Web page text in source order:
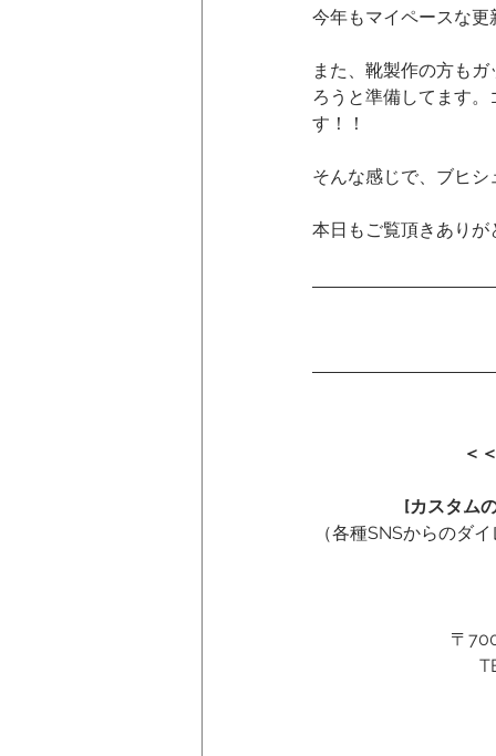
今年もマイペースな更
また、靴製作の方も
ろうと準備してます
す！！
そんな感じで、ブヒシ
本日もご覧頂きありが
＜
[カスタム
（各種SNSからのダ
〒